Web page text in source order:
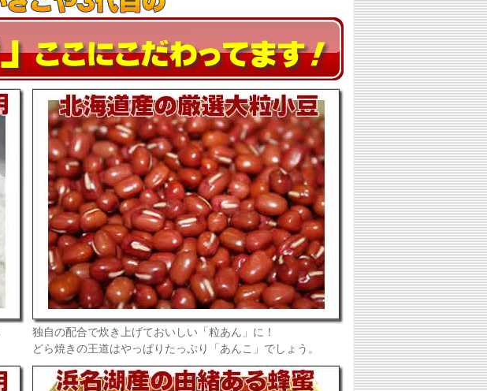
独自の配合で炊き上げておいしい「粒あん」に！
どら焼きの王道はやっぱりたっぷり「あんこ」でしょう。